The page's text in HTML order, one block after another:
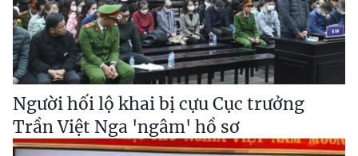
Người hối lộ khai bị cựu Cục trưởng
Trần Việt Nga 'ngâm' hồ sơ